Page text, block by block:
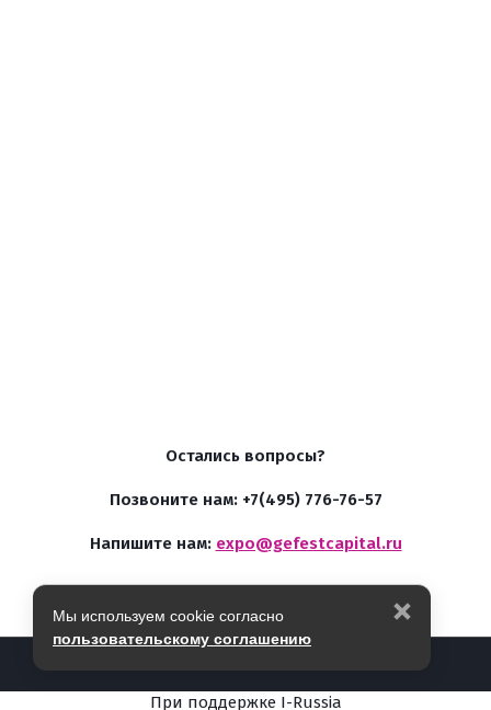
Остались вопросы?
Позвоните нам: +7(495) 776-76-57
Напишите нам: expo@gefestcapital.ru
При поддержке I-Russia
Мы используем cookie согласно
пользовательскому соглашению